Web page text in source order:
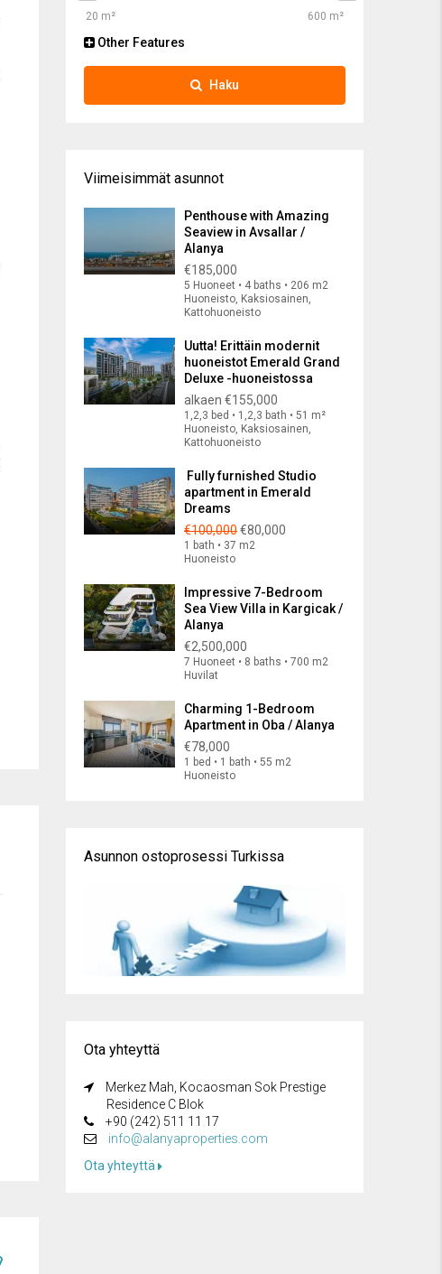
Other Features
Haku
Viimeisimmät asunnot
Penthouse with Amazing
Seaview in Avsallar /
Alanya
€185,000
5 Huoneet • 4 baths • 206 m2
Huoneisto, Kaksiosainen,
Kattohuoneisto
Uutta! Erittäin modernit
huoneistot Emerald Grand
Deluxe -huoneistossa
alkaen €155,000
1,2,3 bed • 1,2,3 bath • 51 m²
Huoneisto, Kaksiosainen,
Kattohuoneisto
Fully furnished Studio
apartment in Emerald
Dreams
€100,000€80,000
1 bath • 37 m2
Huoneisto
Impressive 7-Bedroom
Sea View Villa in Kargicak /
Alanya
€2,500,000
7 Huoneet • 8 baths • 700 m2
Huvilat
Charming 1-Bedroom
Apartment in Oba / Alanya
€78,000
1 bed • 1 bath • 55 m2
Huoneisto
Asunnon ostoprosessi Turkissa
Ota yhteyttä
Merkez Mah, Kocaosman Sok Prestige
Residence C Blok
+90 (242) 511 11 17
info@alanyaproperties.com
Ota yhteyttä